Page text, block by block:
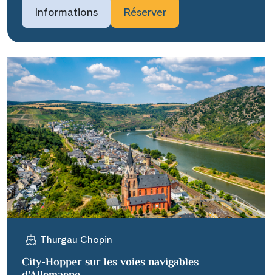
### headline_default does not exist in
object type Ausflug ###
Facebook
Messenger
X
WhatsApp
Telegram
### beschreibung_headline_default
does not exist in object type Ausflug
###
Informations Réserver
Thurgau Chopin
City-Hopper sur les voies navigables